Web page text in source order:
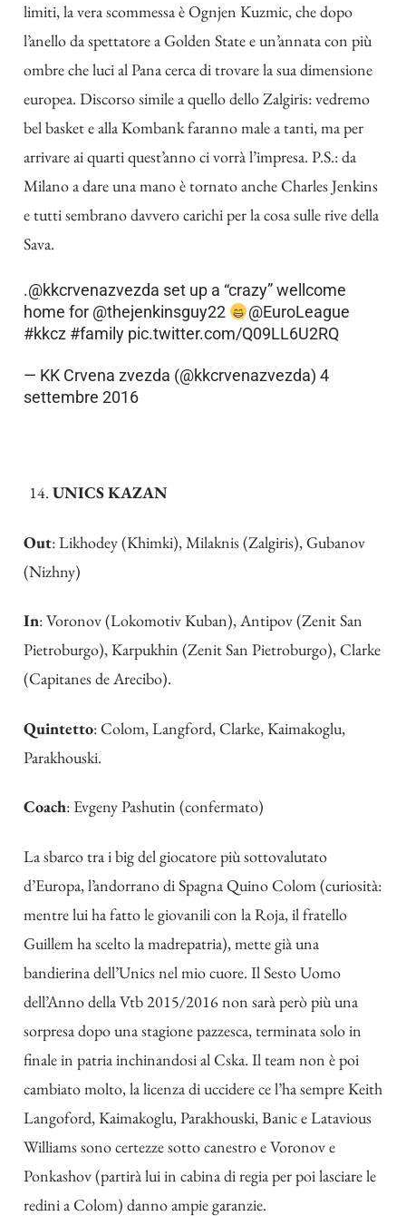
limiti, la vera scommessa è Ognjen Kuzmic, che dopo
l’anello da spettatore a Golden State e un’annata con più
ombre che luci al Pana cerca di trovare la sua dimensione
europea. Discorso simile a quello dello Zalgiris: vedremo
bel basket e alla Kombank faranno male a tanti, ma per
arrivare ai quarti quest’anno ci vorrà l’impresa. P.S.: da
Milano a dare una mano è tornato anche Charles Jenkins
e tutti sembrano davvero carichi per la cosa sulle rive della
Sava.
.@kkcrvenazvezda set up a “crazy” wellcome
home for @thejenkinsguy22
@EuroLeague
#kkcz #family pic.twitter.com/Q09LL6U2RQ
— KK Crvena zvezda (@kkcrvenazvezda) 4
settembre 2016
UNICS KAZAN
Out: Likhodey (Khimki), Milaknis (Zalgiris), Gubanov
(Nizhny)
In: Voronov (Lokomotiv Kuban), Antipov (Zenit San
Pietroburgo), Karpukhin (Zenit San Pietroburgo), Clarke
(Capitanes de Arecibo).
Quintetto: Colom, Langford, Clarke, Kaimakoglu,
Parakhouski.
Coach: Evgeny Pashutin (confermato)
La sbarco tra i big del giocatore più sottovalutato
d’Europa, l’andorrano di Spagna Quino Colom (curiosità:
mentre lui ha fatto le giovanili con la Roja, il fratello
Guillem ha scelto la madrepatria), mette già una
bandierina dell’Unics nel mio cuore. Il Sesto Uomo
dell’Anno della Vtb 2015/2016 non sarà però più una
sorpresa dopo una stagione pazzesca, terminata solo in
finale in patria inchinandosi al Cska. Il team non è poi
cambiato molto, la licenza di uccidere ce l’ha sempre Keith
Langoford, Kaimakoglu, Parakhouski, Banic e Latavious
Williams sono certezze sotto canestro e Voronov e
Ponkashov (partirà lui in cabina di regia per poi lasciare le
redini a Colom) danno ampie garanzie.